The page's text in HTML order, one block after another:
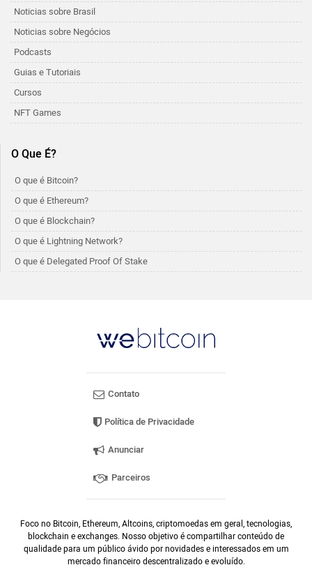
Noticias sobre Brasil
Noticias sobre Negócios
Podcasts
Guias e Tutoriais
Cursos
NFT Games
O Que É?
O que é Bitcoin?
O que é Ethereum?
O que é Blockchain?
O que é Lightning Network?
O que é Delegated Proof Of Stake
Contato
Política de Privacidade
Anunciar
Parceiros
Foco no Bitcoin, Ethereum, Altcoins, criptomoedas em geral, tecnologias,
blockchain e exchanges. Nosso objetivo é compartilhar conteúdo de
qualidade para um público ávido por novidades e interessados em um
mercado financeiro descentralizado e evoluído.